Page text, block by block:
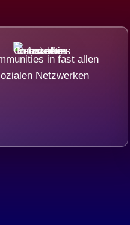
in fast allen
Netzwerken